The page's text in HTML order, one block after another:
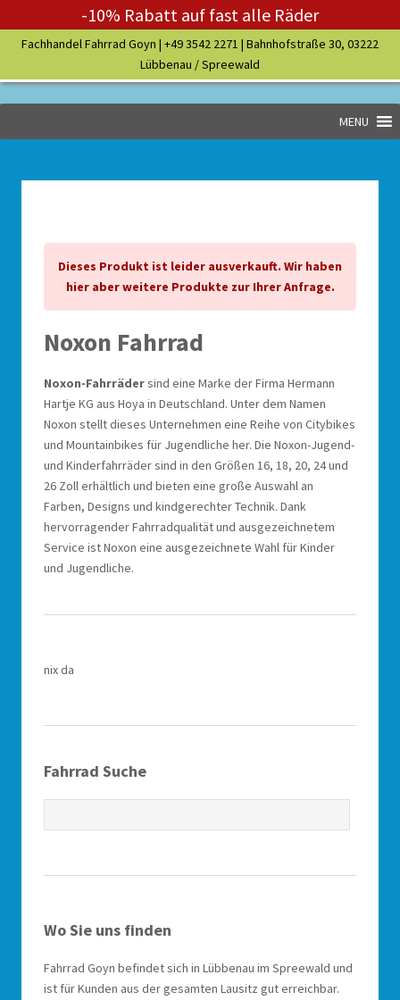
-10% Rabatt auf fast alle Räder
Fachhandel Fahrrad Goyn | +49 3542 2271 | Bahnhofstraße 30, 03222
Lübbenau / Spreewald
MENU
Dieses Produkt ist leider ausverkauft. Wir haben
hier aber weitere Produkte zur Ihrer Anfrage.
Noxon Fahrrad
Noxon-Fahrrädersind eine Marke der Firma Hermann
Hartje KG aus Hoya in Deutschland. Unter dem Namen
Noxon stellt dieses Unternehmen eine Reihe von Citybikes
und Mountainbikes für Jugendliche her. Die Noxon-Jugend-
und Kinderfahrräder sind in den Größen 16, 18, 20, 24 und
26 Zoll erhältlich und bieten eine große Auswahl an
Farben, Designs und kindgerechter Technik. Dank
hervorragender Fahrradqualität und ausgezeichnetem
Service ist Noxon eine ausgezeichnete Wahl für Kinder
und Jugendliche.
nix da
Fahrrad Suche
Wo Sie uns finden
Fahrrad Goyn befindet sich in Lübbenau im Spreewald und
ist für Kunden aus der gesamten Lausitz gut erreichbar.